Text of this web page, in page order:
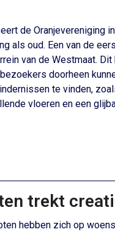
de Oranjevereniging
als oud. Een van de
van de Westmaat.
doorheen
te vinden,
vloeren en een
trekt
hebben zich op